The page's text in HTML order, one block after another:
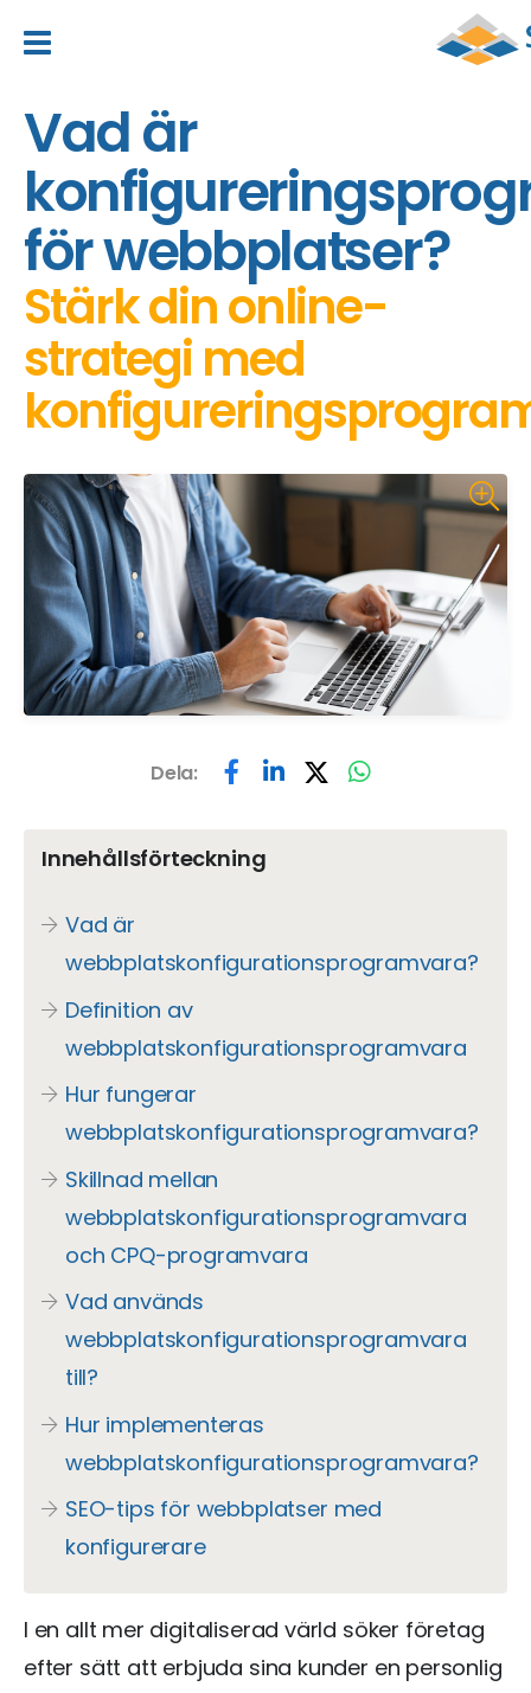
Vad är
för webbplatser?
Stärk din online-
strategi med
Dela:
Innehållsförteckning
Vad är
webbplatskonfigurationsprogramvara?
Definition av
webbplatskonfigurationsprogramvara
Hur fungerar
webbplatskonfigurationsprogramvara?
Skillnad mellan
webbplatskonfigurationsprogramvara
och CPQ-programvara
Vad används
webbplatskonfigurationsprogramvara
till?
Hur implementeras
webbplatskonfigurationsprogramvara?
SEO-tips för webbplatser med
konfigurerare
I en allt mer digitaliserad värld söker företag
efter sätt att erbjuda sina kunder en personlig
header_toggle_navigation